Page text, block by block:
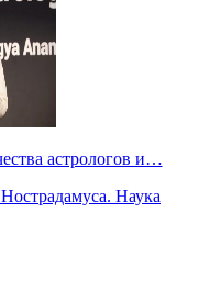
астрологов и…